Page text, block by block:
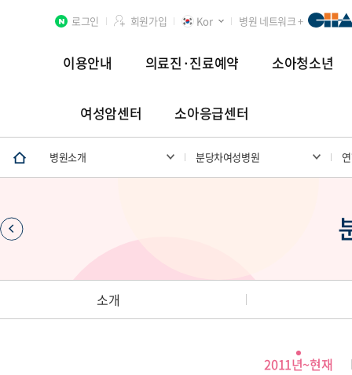
로그인 회원가입 Kor 병원 네트워크 +
이용안내 의료진·진료예약 소아청소년
여성암센터 소아응급센터
병원소개 분당차여성병원
소개
2011년~현재